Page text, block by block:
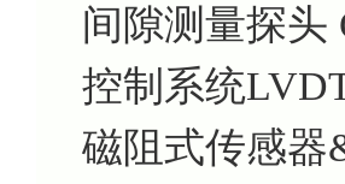
间隙测量探头
控制系统
磁阻式传感器